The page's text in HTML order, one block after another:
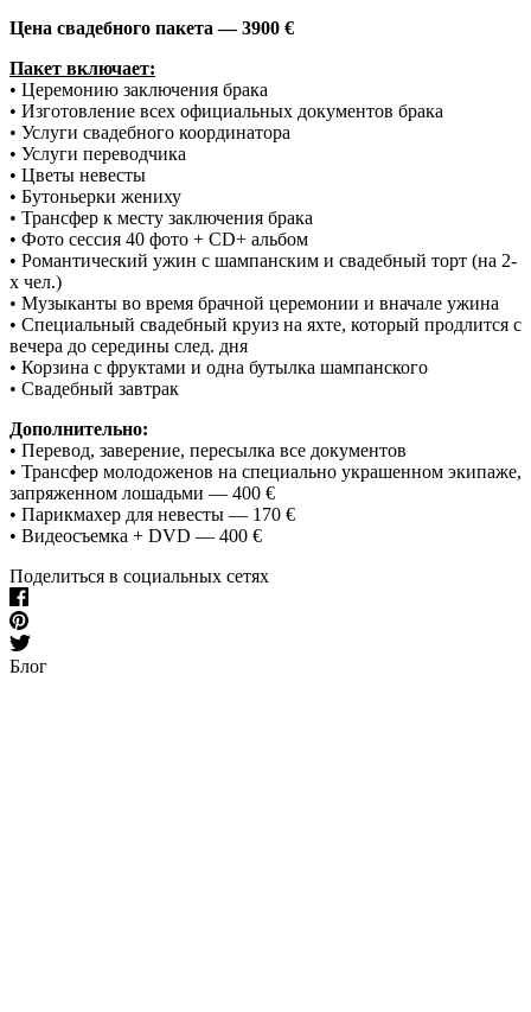
Цена свадебного пакета — 3900 €
Пакет включает:
• Церемонию заключения брака
• Изготовление всех официальных документов брака
• Услуги свадебного координатора
• Услуги переводчика
• Цветы невесты
• Бутоньерки жениху
• Трансфер к месту заключения брака
• Фото сессия 40 фото + CD+ альбом
• Романтический ужин с шампанским и свадебный торт (на 2-
х чел.)
• Музыканты во время брачной церемонии и вначале ужина
• Специальный свадебный круиз на яхте, который продлится с
вечера до середины след. дня
• Корзина с фруктами и одна бутылка шампанского
• Свадебный завтрак
Дополнительно:
• Перевод, заверение, пересылка все документов
• Трансфер молодоженов на специально украшенном экипаже,
запряженном лошадьми — 400 €
• Парикмахер для невесты — 170 €
• Видеосъемка + DVD — 400 €
Поделиться в социальных сетях
Блог